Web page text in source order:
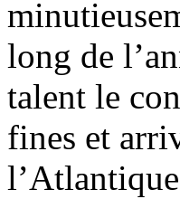
long de
talent le
fines et